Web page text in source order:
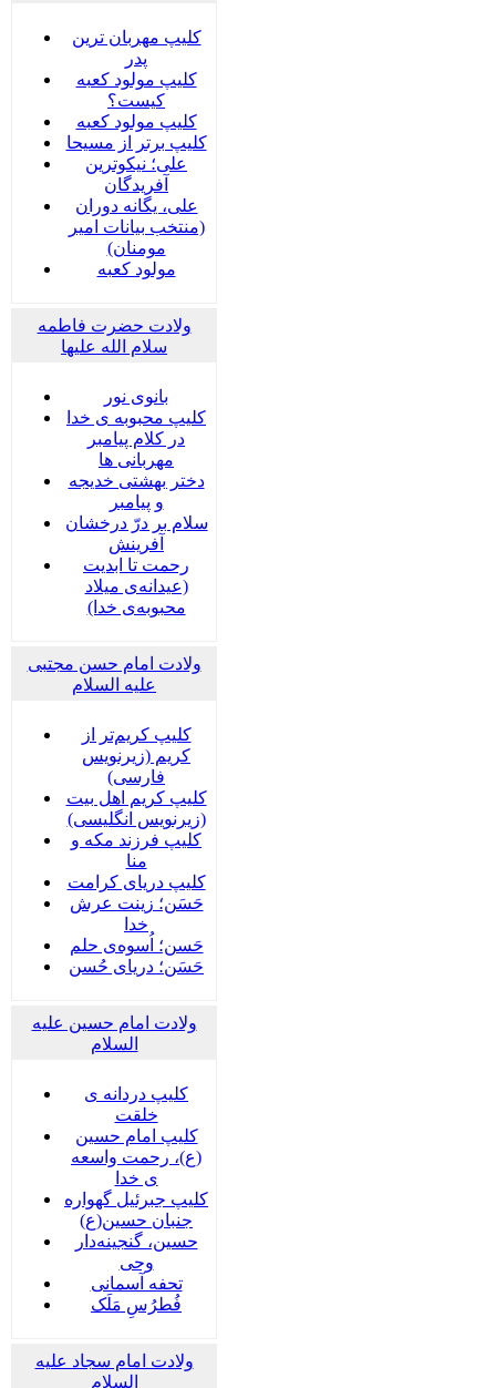
کلیپ مهربان ترین
پدر
کلیپ مولود کعبه
کیست؟
کلیپ مولود کعبه
کلیپ برتر از مسیحا
علی؛ نیکوترین
آفریدگان
علی، یگانه دوران
(منتخب بیانات امیر
مومنان)
مولود کعبه
ولادت حضرت فاطمه
سلام الله علیها
بانوی نور
کلیپ محبوبه ی خدا
در کلام پیامبر
مهربانی ها
دختر بهشتی خدیجه
و پیامبر
سلام بر درّ درخشان
آفرینش
رحمت تا ابدیت
(عیدانه‌ی میلاد
محبوبه‌ی خدا)
ولادت امام حسن مجتبی
علیه السلام
کلیپ کریم‌تر از
کریم (زیرنویس
فارسی)
کلیپ کریم اهل بیت
(زیرنویس انگلیسی)
کلیپ فرزند مکه و
منا
کلیپ دریای کرامت
حَسَن؛ زینت عرش
خدا
حَسن؛ اُسوه‌ی حلم
حَسَن؛ دریای حُسن
ولادت امام حسین علیه
السلام
کلیپ دردانه ی
خلقت
کلیپ امام حسین
(ع)، رحمت واسعه
ی خدا
کلیپ جبرئیل گهواره
جنبان حسین(ع)
حسین، گنجینه‌دار
وحی
تحفه آسمانی
فُطرُسِ مَلَک
ولادت امام سجاد علیه
السلام